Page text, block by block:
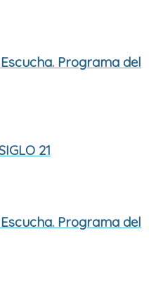
Programa del
21
Programa del